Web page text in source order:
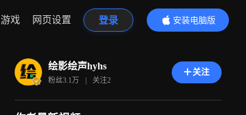
游戏 网页设置 登录
安装电脑版
内容更精彩
绘影绘声hyhs
粉丝3.1万 | 关注2
关注